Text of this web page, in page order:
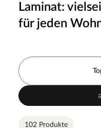
Laminat:
für jeden
102 Produkte